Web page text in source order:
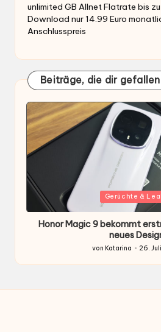
unlimited GB Allnet Flatrate bis
Download nur 14.99 Euro
Anschlusspreis
Beiträge, die dir
Gepostet
Gerüchte &
Honor Magic 9 bekommt
neues
Gepostet
von
von Katarina 26.